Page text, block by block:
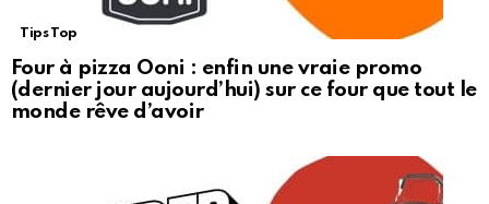
Tips Top
Four à pizza Ooni : enfin une vraie promo
(dernier jour aujourd’hui) sur ce four que tout le
monde rêve d’avoir